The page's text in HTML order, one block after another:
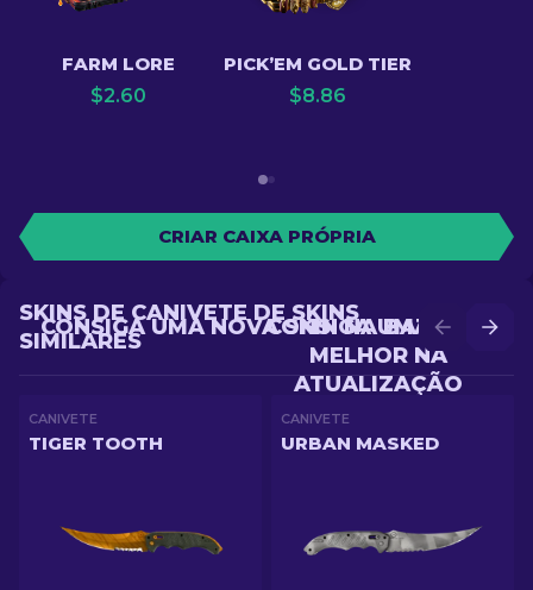
FARM LORE
$2.60
PICK’EM GOLD TIER
$8.86
CRIAR CAIXA PRÓPRIA
CONSIGA UMA SKIN
MELHOR NA
ATUALIZAÇÃO
CONSIGA UMA NOVA SKIN NA BATALHA
SKINS DE CANIVETE DE SKINS
SIMILARES
CANIVETE
TIGER TOOTH
CANIVETE
URBAN MASKED